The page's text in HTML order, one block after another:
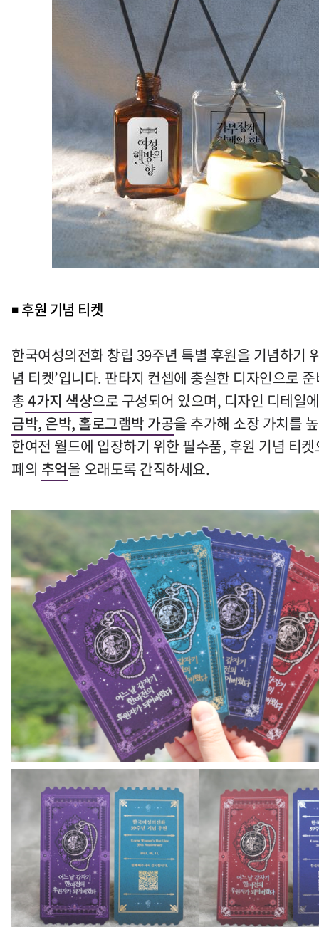
◾후원 기념 티켓
한국여성의전화 창립 39주년 특별 후원을 기념하기
념 티켓’입니다. 판타지 컨셉에 충실한 디자인으로
총4가지 색상으로 구성되어 있으며, 디자인 디테일
금박,은박,홀로그램박 가공을 추가해 소장 가치를
한여전 월드에 입장하기 위한 필수품,후원 기념 티
페의 추억을 오래도록 간직하세요.